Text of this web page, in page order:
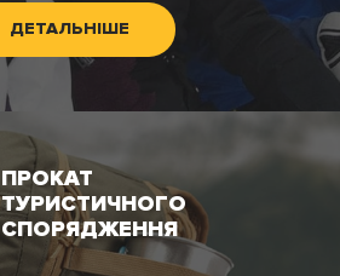
ДЕТАЛЬНІШЕ
ПРОКАТ
ТУРИСТИЧНОГО
СПОРЯДЖЕННЯ